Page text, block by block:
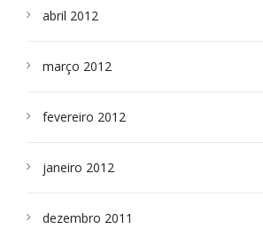
abril 2012
março 2012
fevereiro 2012
janeiro 2012
dezembro 2011